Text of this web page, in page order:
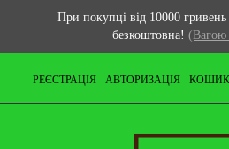
При покупці від 10000
безкоштовна! (Вагою
РЕЄСТРАЦІЯ АВТОРИЗАЦІЯ КОШИК